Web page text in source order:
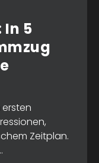
In 5
Zeitplan.